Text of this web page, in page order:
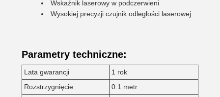
Wskaźnik laserowy w podczerwieni
Wysokiej precyzji czujnik odległości laserowej
Parametry techniczne:
Lata gwarancji
1 rok
Rozstrzygnięcie
0.1 metr